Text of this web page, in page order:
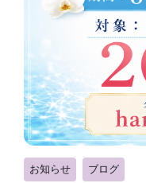
お知らせ ブログ